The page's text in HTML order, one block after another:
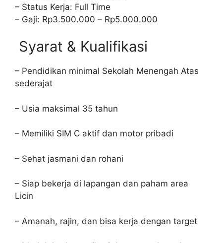
– Status Kerja: Full Time
– Gaji: Rp3.500.000 – Rp5.000.000
Syarat & Kualifikasi
– Pendidikan minimal Sekolah Menengah Atas
sederajat
– Usia maksimal 35 tahun
– Memiliki SIM C aktif dan motor pribadi
– Sehat jasmani dan rohani
– Siap bekerja di lapangan dan paham area
Licin
– Amanah, rajin, dan bisa kerja dengan target